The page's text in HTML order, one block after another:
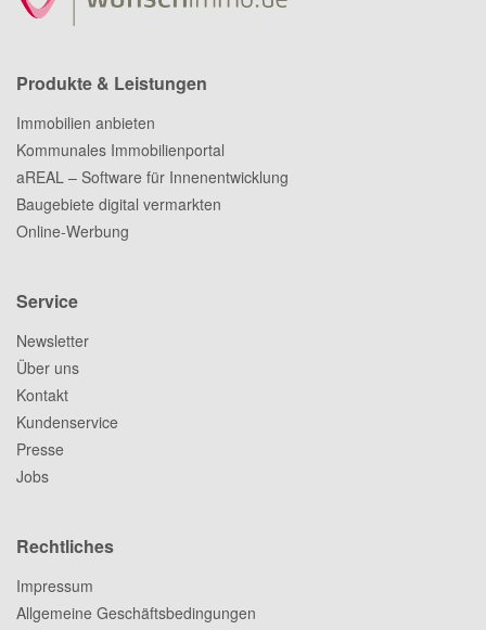
Produkte & Leistungen
Immobilien anbieten
Kommunales Immobilienportal
aREAL – Software für Innenentwicklung
Baugebiete digital vermarkten
Online-Werbung
Service
Newsletter
Über uns
Kontakt
Kundenservice
Presse
Jobs
Rechtliches
Impressum
Allgemeine Geschäftsbedingungen